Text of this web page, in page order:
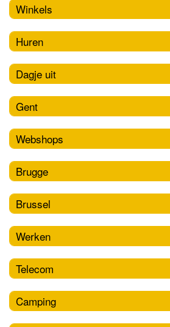
Winkels
Huren
Dagje uit
Gent
Webshops
Brugge
Brussel
Werken
Telecom
Camping